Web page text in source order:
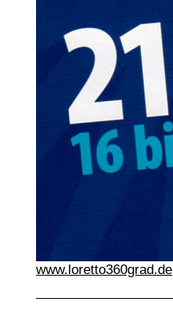
www.loretto360grad.de